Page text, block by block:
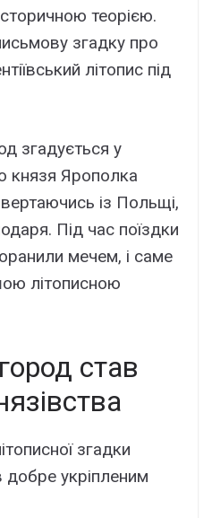
теорією.
згадку про
літопис під
згадується у
князя Ярополка
із Польщі,
Під час поїздки
мечем, і саме
літописною
став
згадки
укріпленим